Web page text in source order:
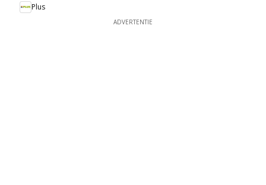
Plus
ADVERTENTIE